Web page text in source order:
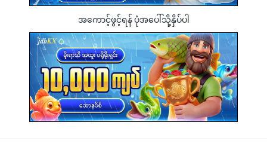
အကောင့်ဖွင့်ရန် ပုံအပေါ်သို့နှိပ်ပါ